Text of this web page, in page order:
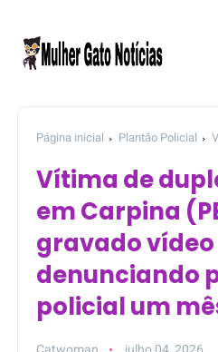
Página inicial Plantão Policial
policial um mês antes
Vítima de
em Carpina
gravado vídeo
denunciando
policial um